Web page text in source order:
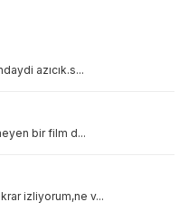
azıcık.s...
bir film d...
izliyorum,ne v...